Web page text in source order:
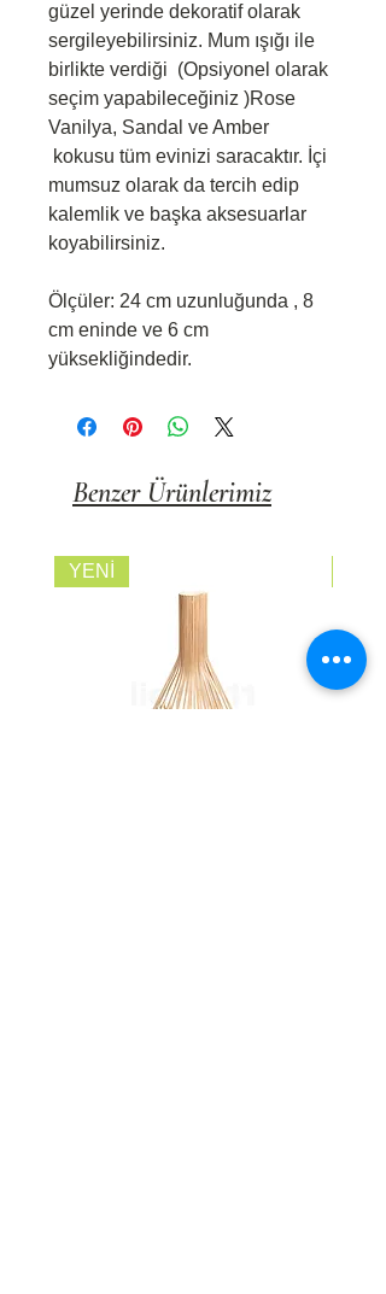
güzel yerinde dekoratif olarak
sergileyebilirsiniz. Mum ışığı ile
birlikte verdiği (Opsiyonel olarak
seçim yapabileceğiniz )Rose
Vanilya, Sandal ve Amber
kokusu tüm evinizi saracaktır. İçi
mumsuz olarak da tercih edip
kalemlik ve başka aksesuarlar
koyabilirsiniz.
Ölçüler: 24 cm uzunluğunda , 8
cm eninde ve 6 cm
yüksekliğindedir.
Benzer Ürünlerimiz
YENİ